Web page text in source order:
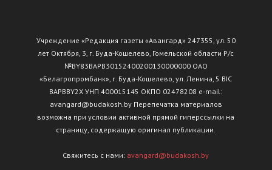
Учреждение «Редакция газеты «Авангард» 247355, ул. 50
лет Октября, 3, г. Буда-Кошелево, Гомельской области Р/с
№ВY83ВАРВ30152400200130000000 ОАО
«Белагропромбанк», г. Буда-Кошелево, ул. Ленина, 5 BIC
BAPBBY2X УНП 400015145 ОКПО 02478208 e-mail:
avangard@budakosh.by Перепечатка материалов
возможна при условии активной прямой гиперссылки на
страницу, содержащую оригинал публикации.
Свяжитесь с нами: avangard@budakosh.by